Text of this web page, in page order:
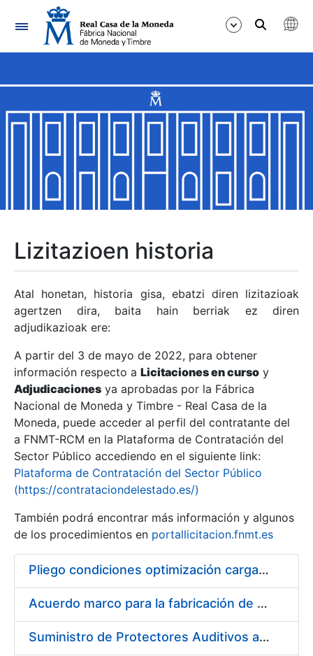
Nabigazioa
Erakutsi/Ezkutatu
Erakutsi/Ezkutatu
Erakutsi/Ezkutatu
Erakutsi/Ezkutatu
Erakutsi/Ezkutatu
Erakutsi/Ezkutatu
Erakutsi/Ezkutatu
Erakutsi/Ezkutatu
Lizitazioen historia
Atal honetan, historia gisa, ebatzi diren lizitazioak
agertzen dira, baita hain berriak ez diren
adjudikazioak ere:
A partir del 3 de mayo de 2022, para obtener
información respecto a Licitaciones en curso y
Adjudicaciones ya aprobadas por la Fábrica
Nacional de Moneda y Timbre - Real Casa de la
Moneda, puede acceder al perfil del contratante del
a FNMT-RCM en la Plataforma de Contratación del
Sector Público accediendo en el siguiente link:
Plataforma de Contratación del Sector Público
(https://contrataciondelestado.es/)
También podrá encontrar más información y algunos
de los procedimientos en portallicitacion.fnmt.es
Pliego condiciones optimización cargas compras firmado
Acuerdo marco para la fabricación de piezas
Suministro de Protectores Auditivos a medida para las personas trabajadoras de los Centros de Trabajo de Madrid y Burgos